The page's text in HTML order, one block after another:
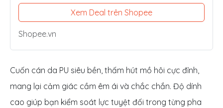
Xem Deal trên Shopee
Shopee.vn
Cuốn cán da PU siêu bền, thấm hút mồ hôi cực đỉnh,
mang lại cảm giác cầm êm ái và chắc chắn. Độ dính
cao giúp bạn kiểm soát lực tuyệt đối trong từng pha